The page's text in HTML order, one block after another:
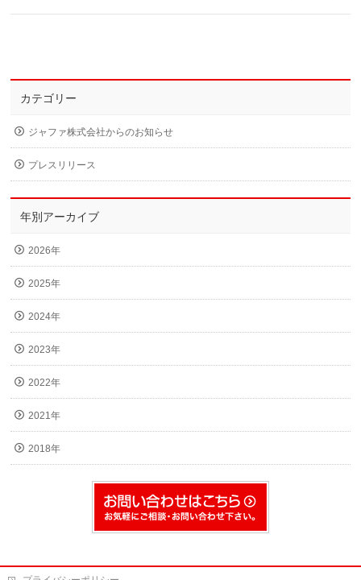
カテゴリー
ジャファ株式会社からのお知らせ
プレスリリース
年別アーカイブ
2026年
2025年
2024年
2023年
2022年
2021年
2018年